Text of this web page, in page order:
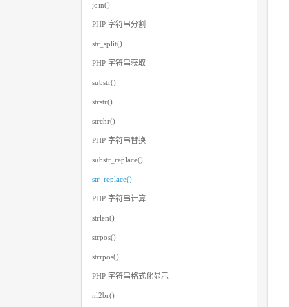
join()
PHP 字符串分割
str_split()
PHP 字符串获取
substr()
strstr()
strchr()
PHP 字符串替换
substr_replace()
str_replace()
PHP 字符串计算
strlen()
strpos()
strrpos()
PHP 字符串格式化显示
nl2br()